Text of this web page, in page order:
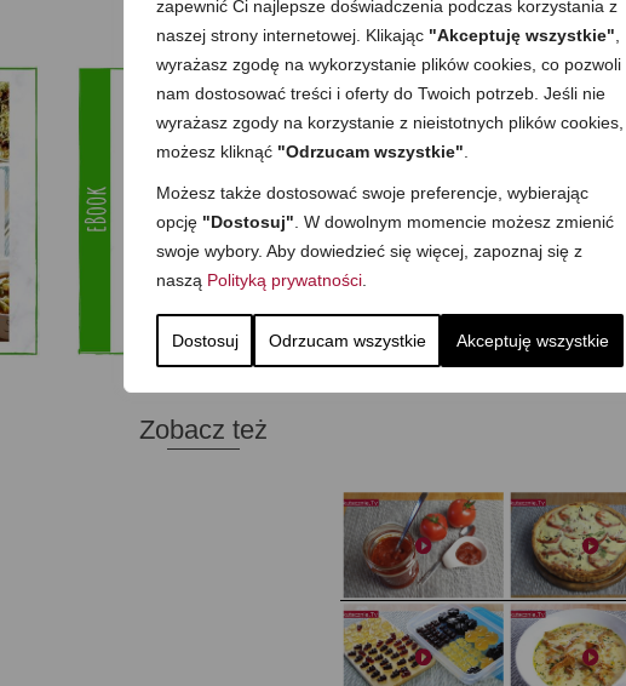
zapewnić Ci najlepsze doświadczenia podczas korzystania z
naszej strony internetowej. Klikając "Akceptuję wszystkie"
wyrażasz zgodę na wykorzystanie plików cookies, co pozwoli
nam dostosować treści i oferty do Twoich potrzeb. Jeśli nie
wyrażasz zgody na korzystanie z nieistotnych plików cookies,
możesz kliknąć "Odrzucam wszystkie"
Możesz także dostosować swoje preferencje, wybierając
opcję "Dostosuj" . W dowolnym momencie możesz zmienić
swoje wybory. Aby dowiedzieć się więcej, zapoznaj się z
naszą Polityką prywatności
Dostosuj Odrzucam wszystkie Akceptuję wszystkie
Zobacz też
Domowy ketchup (bez cukru) Tarta francuska z cebulą i pomidorem